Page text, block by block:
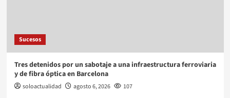
Sucesos
Tres detenidos por un sabotaje a una infraestructura ferroviaria
y de fibra óptica en Barcelona
soloactualidad agosto 6, 2026 107